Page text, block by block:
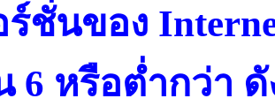
ร์ชั่นของ
6 หรือต่ำกว่า